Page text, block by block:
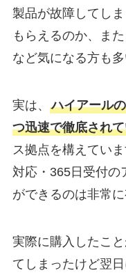
製品が故障してし
もらえるのか、ま
など気になる方も
実は、 ハイアール
つ迅速で徹底され
ス拠点を構えてい
対応・365日受付の
ができるのは非常に
実際に購入したこ
てしまったけど翌